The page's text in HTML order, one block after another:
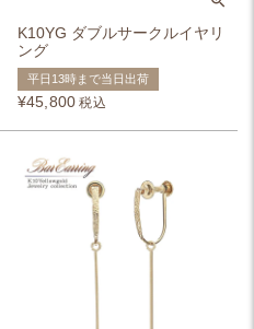
K10YG ダブルサークルイヤリ
ング
平日13時まで当日出荷
¥45,800 税込